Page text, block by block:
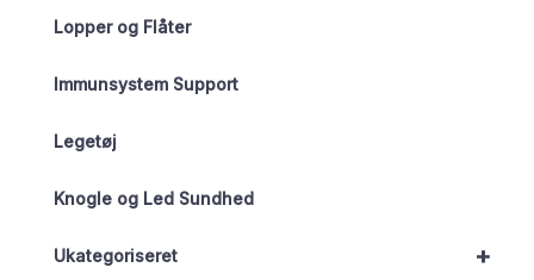
Lopper og Flåter
Immunsystem Support
Legetøj
Knogle og Led Sundhed
+
Ukategoriseret